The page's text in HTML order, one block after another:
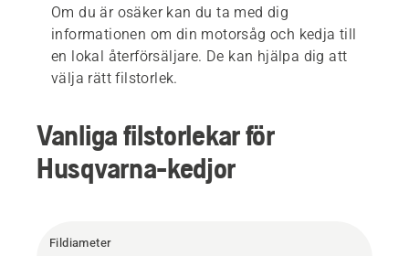
Om du är osäker kan du ta med dig
informationen om din motorsåg och kedja till
en lokal återförsäljare. De kan hjälpa dig att
välja rätt filstorlek.
Vanliga filstorlekar för
Husqvarna-kedjor
Fildiameter